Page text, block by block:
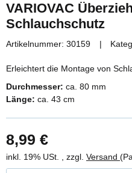
VARIOVAC
Schlauchschutz
Artikelnummer: 30159
Erleichtert die Montage von
Durchmesser: ca. 80 mm
Länge: ca. 43 cm
8,99 €
inkl. 19% USt. , zzgl. Versand